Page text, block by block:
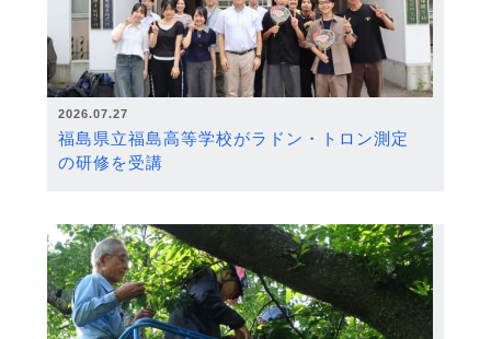
2026.07.27
福島県立福島高等学校がラドン・トロン測定
の研修を受講